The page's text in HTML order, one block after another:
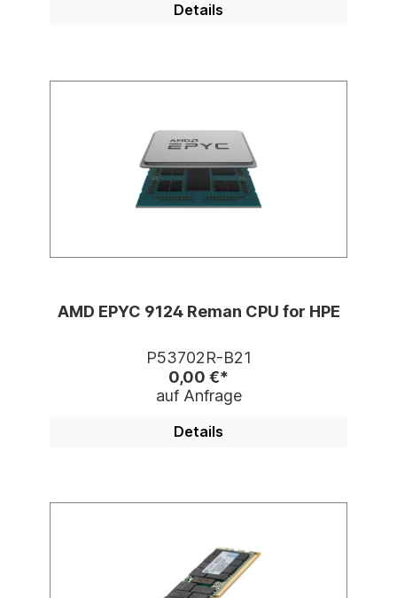
Details
AMD EPYC 9124 Reman CPU for HPE
P53702R-B21
0,00 €*
auf Anfrage
Details